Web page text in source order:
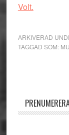
Volt.
ARKIVERAD
TAGGAD SOM: